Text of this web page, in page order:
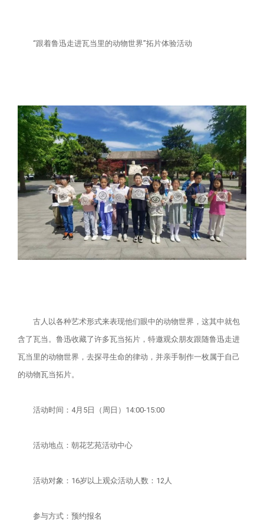
“跟着鲁迅走进瓦当里的动物世界”拓片体验活动
古人以各种艺术形式来表现他们眼中的动物世界，这其中就包
含了瓦当。鲁迅收藏了许多瓦当拓片，特邀观众朋友跟随鲁迅走进
瓦当里的动物世界，去探寻生命的律动，并亲手制作一枚属于自己
的动物瓦当拓片。
活动时间：4月5日（周日）14:00-15:00
活动地点：朝花艺苑活动中心
活动对象：16岁以上观众活动人数：12人
参与方式：预约报名